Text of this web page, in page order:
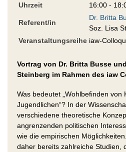
Uhrzeit
16:00 -
Referent/in
Dr. Britta
Soz. Lisa
Veranstaltungsreihe iaw-
Vortrag von Dr. Britta Busse
Steinberg im Rahmen des iaw
Was bedeutet „Wohlbefinden von
Jugendlichen“? In der
verschiedene theoretische
angrenzenden politischen
wie die empirischen
daher bereits zahlreiche Studien,